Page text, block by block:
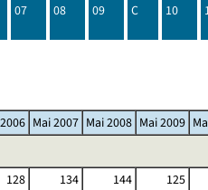
07 08 09 C 10
Mai 2007 Mai 2008 Mai 2009
128 134 144 125